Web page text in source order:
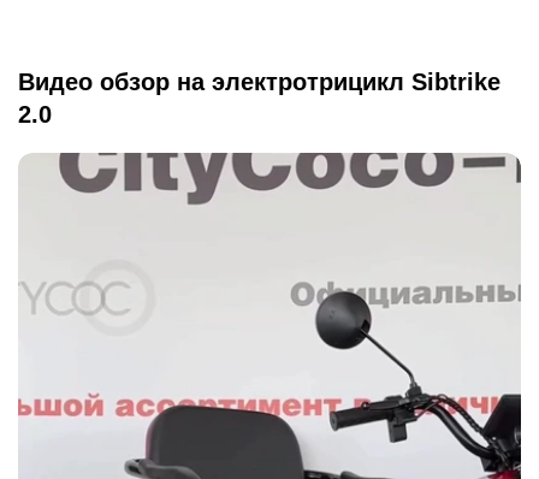
Видео обзор на электротрицикл Sibtrike
2.0